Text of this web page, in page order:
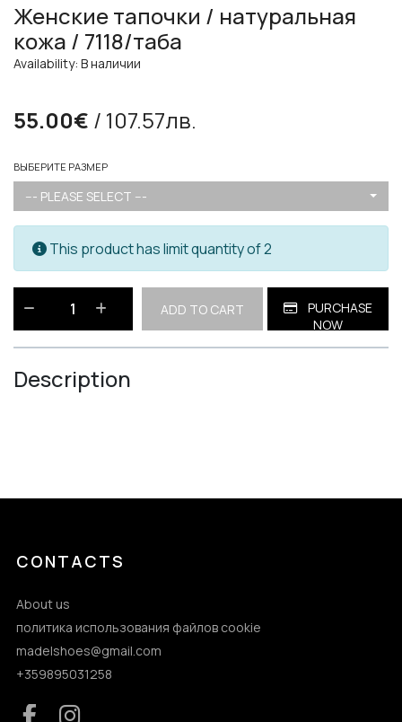
Женские тапочки / натуральная
кожа / 7118/таба
Availability: В наличии
55.00€ / 107.57лв.
ВЫБЕРИТЕ РАЗМЕР
--- PLEASE SELECT ---
This product has limit quantity of 2
ADD TO CART
PURCHASE
NOW
Description
CONTACTS
About us
политика использования файлов cookie
madelshoes@gmail.com
+359895031258